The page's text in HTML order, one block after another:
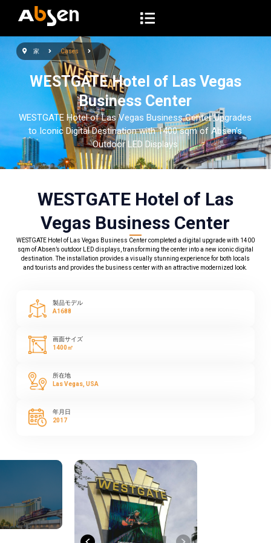
コ
テ
ン
キ
ッ
家 Cases
WESTGATE Hotel of Las Vegas
Business Center
WESTGATE Hotel of Las Vegas Business Center Upgrades
to Iconic Digital Destination with 1400 sqm of Absen’s
Outdoor LED Displays
WESTGATE Hotel of Las
Vegas Business Center
WESTGATE Hotel of Las Vegas Business Center completed a digital upgrade with 1400
sqm of Absen’s outdoor LED displays, transforming the center into a new iconic digital
destination. The installation provides a visually stunning experience for both locals
and tourists and provides the business center with an attractive modernized look.
製品モデル
A1688
画面サイズ
1400㎡
所在地
Las Vegas, USA
年月日
2017